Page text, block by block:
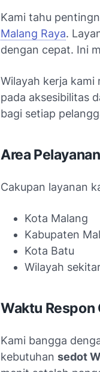
Kami tahu
Malang Raya.
dengan cepat. Ini
Wilayah kerja kami
pada aksesibilitas
bagi setiap
Area
Cakupan layanan
Kota Malang
Kabupaten
Kota Batu
Wilayah
Waktu Respon
Kami bangga
kebutuhan sedot